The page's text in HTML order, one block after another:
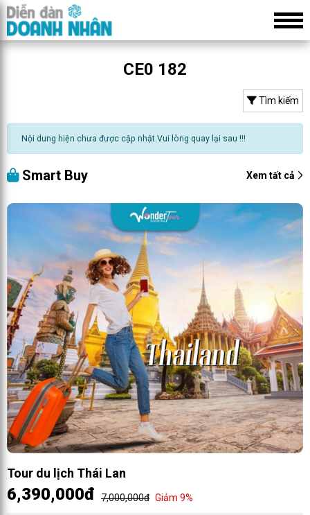
CE0 182
Tìm kiếm
Nội dung hiện chưa được cập nhật.Vui lòng quay lại sau !!!
Smart Buy Xem tất cả
Tour du lịch Thái Lan
6,390,000đ 7,000,000đ Giảm 9%